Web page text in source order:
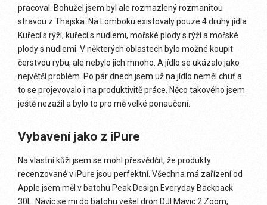
pracoval. Bohužel jsem byl ale rozmazlený rozmanitou
stravou z Thajska. Na Lomboku existovaly pouze 4 druhy jídla.
Kuřecí s rýží, kuřecí s nudlemi, mořské plody s rýží a mořské
plody s nudlemi. V některých oblastech bylo možné koupit
čerstvou rybu, ale nebylo jich mnoho. A jídlo se ukázalo jako
největší problém. Po pár dnech jsem už na jídlo neměl chuť a
to se projevovalo i na produktivitě práce. Něco takového jsem
ještě nezažil a bylo to pro mě velké ponaučení.
Vybavení jako z iPure
Na vlastní kůži jsem se mohl přesvědčit, že produkty
recenzované v iPure jsou perfektní. Všechna má zařízení od
Apple jsem měl v batohu Peak Design Everyday Backpack
30L. Navíc se mi do batohu vešel dron DJI Mavic 2 Zoom,